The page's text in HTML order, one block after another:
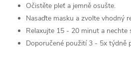
Očistěte pleť a jemně osušte.
Nasaďte masku a zvolte vhodný
Relaxujte 15 - 20 minut a nechte
Doporučené použití 3 - 5x týdně